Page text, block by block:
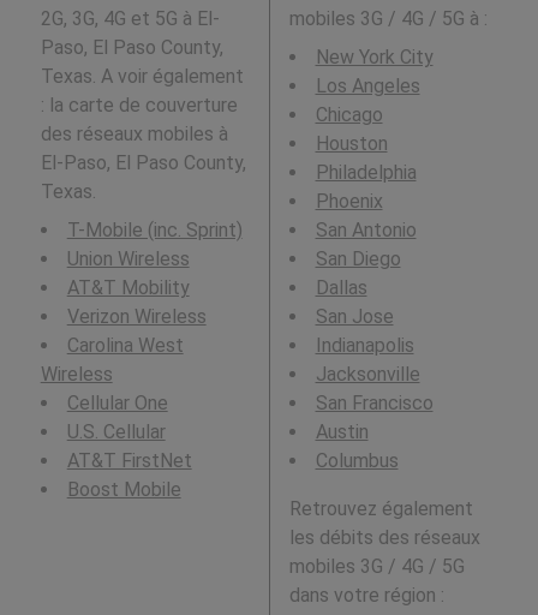
2G, 3G, 4G et 5G à El-
Paso, El Paso County,
Texas. A voir également
: la carte de couverture
des réseaux mobiles à
El-Paso, El Paso County,
Texas.
T-Mobile (inc. Sprint)
Union Wireless
AT&T Mobility
Verizon Wireless
Carolina West
Wireless
Cellular One
U.S. Cellular
AT&T FirstNet
Boost Mobile
mobiles 3G / 4G / 5G à :
New York City
Los Angeles
Chicago
Houston
Philadelphia
Phoenix
San Antonio
San Diego
Dallas
San Jose
Indianapolis
Jacksonville
San Francisco
Austin
Columbus
Retrouvez également
les débits des réseaux
mobiles 3G / 4G / 5G
dans votre région :